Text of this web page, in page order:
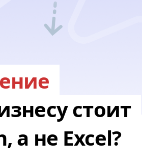
стоит
а не Excel?